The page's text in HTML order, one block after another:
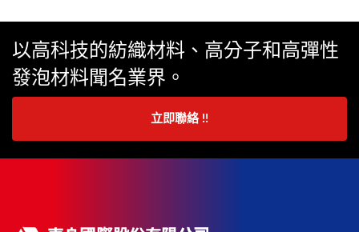
以高科技的紡織材料、高分子和高彈性
發泡材料聞名業界。
立即聯絡 !!